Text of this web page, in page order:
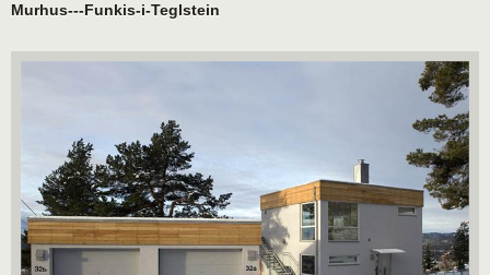
Murhus---Funkis-i-Teglstein